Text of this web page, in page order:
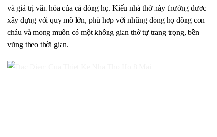
và giá trị văn hóa của cả dòng họ. Kiểu nhà thờ này thường được
xây dựng với quy mô lớn, phù hợp với những dòng họ đông con
cháu và mong muốn có một không gian thờ tự trang trọng, bền
vững theo thời gian.